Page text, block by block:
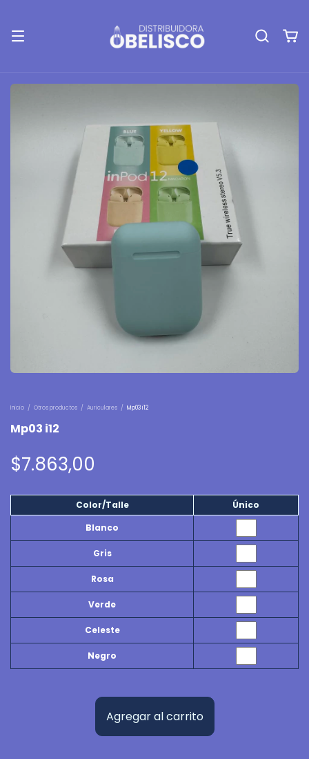
Inicio / Otros productos / Auriculares / Mp03 i12
Mp03 i12
$7.863,00
Color/Talle
Único
Blanco
Gris
Rosa
Verde
Celeste
Negro